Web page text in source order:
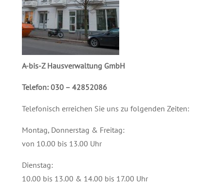
A-bis-Z Hausverwaltung GmbH
Telefon: 030 – 42852086
Telefonisch erreichen Sie uns zu folgenden Zeiten:
Montag, Donnerstag & Freitag:
von 10.00 bis 13.00 Uhr
Dienstag:
10.00 bis 13.00 & 14.00 bis 17.00 Uhr